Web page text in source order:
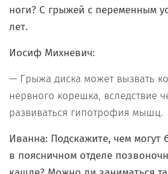
ноги? С грыжей с переменным
лет.
Иосиф Михневич:
— Грыжа диска может вызвать
нервного корешка, вследствие
развиваться гипотрофия мышц.
Иванна: Подскажите, чем
в поясничном отделе